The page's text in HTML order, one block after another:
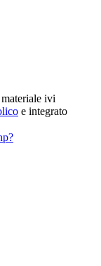
ivi
e integrato